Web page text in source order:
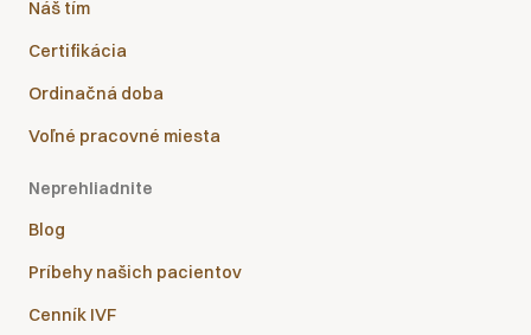
Náš tím
Certifikácia
Ordinačná doba
Voľné pracovné miesta
Neprehliadnite
Blog
Príbehy našich pacientov
Cenník IVF